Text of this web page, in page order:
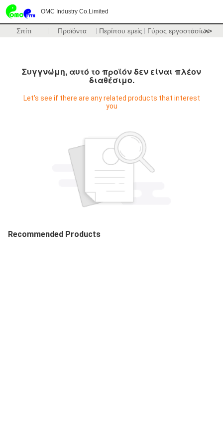
OMC Industry Co.Limited
Σπίτι Προϊόντα Περίπου εμείς Γύρος εργοστασίων
>>
Συγγνώμη, αυτό το προϊόν δεν είναι πλέον
διαθέσιμο.
Let's see if there are any related products that interest
you
Recommended Products